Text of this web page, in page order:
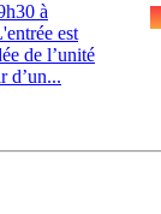
à
est
de l’unité
d’un...